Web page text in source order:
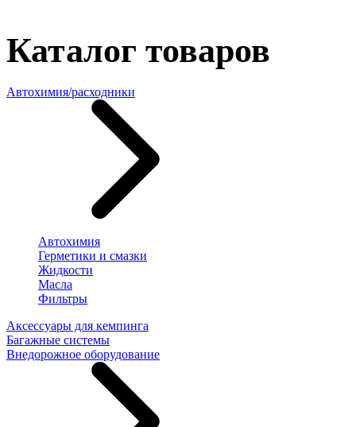
Каталог товаров
Автохимия/расходники
Автохимия
Герметики и смазки
Жидкости
Масла
Фильтры
Аксессуары для кемпинга
Багажные системы
Внедорожное оборудование